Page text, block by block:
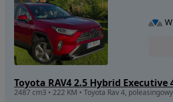
Toyota RAV4 2.5 Hybrid Executive